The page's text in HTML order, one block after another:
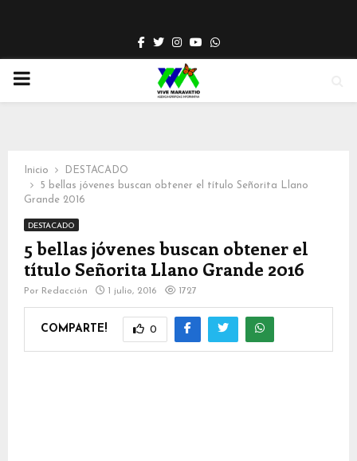
Facebook
TwitterInstagram
YoutubeWhatsapp
PRIMARY
Inicio
DESTACADO
5 bellas jóvenes buscan obtener el título Señorita Llano
Grande 2016
DESTACADO
5 bellas jóvenes buscan obtener el
título Señorita Llano Grande 2016
Por Redacción 1 julio, 2016 1727
COMPARTE! 0